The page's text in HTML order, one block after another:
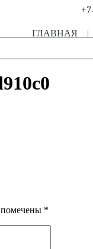
ГЛАВНАЯ |
помечены *